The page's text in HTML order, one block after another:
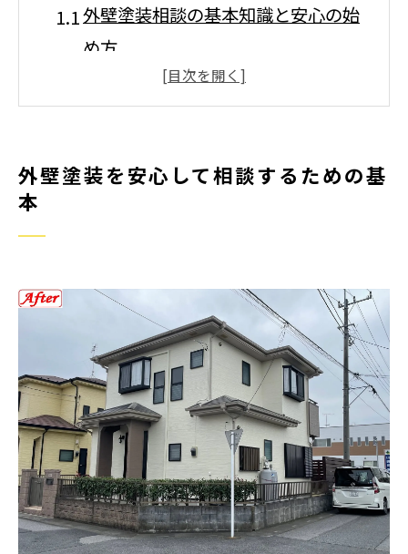
外壁塗装相談の基本知識と安心の始
め方
外壁塗装の無料相談を活用するメリ
点
外壁塗装を相談する前に準備すべき
ポイント
トラブルを防ぐ外壁塗装の相談ポイント
外壁塗装相談でトラブル事例を事前
に学ぶ方法
外壁塗装トラブルを防ぐ相談のコツ
と心構え
外壁塗装の相談で消費者センターの
外壁塗装を安心して相談するための基
本